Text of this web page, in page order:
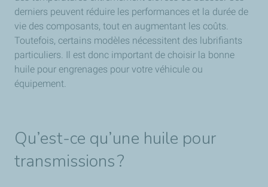
derniers peuvent réduire les performances et la durée de
vie des composants, tout en augmentant les coûts.
Toutefois, certains modèles nécessitent des lubrifiants
particuliers. Il est donc important de choisir la bonne
huile pour engrenages pour votre véhicule ou
équipement.
Qu’est-ce qu’une huile pour
transmissions ?